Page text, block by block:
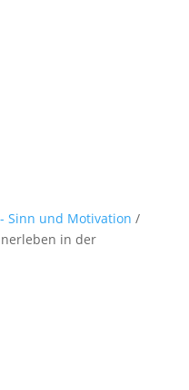
- Sinn und Motivation /
in der